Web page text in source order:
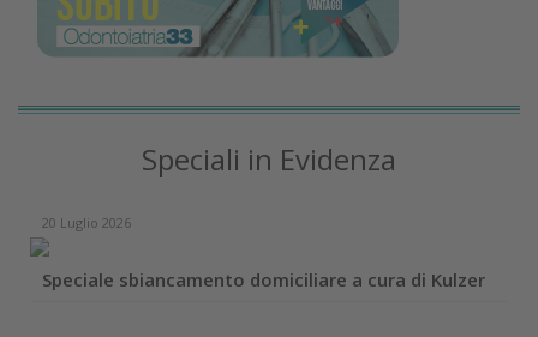
Speciali in Evidenza
20 Luglio 2026
Speciale sbiancamento domiciliare a cura di Kulzer